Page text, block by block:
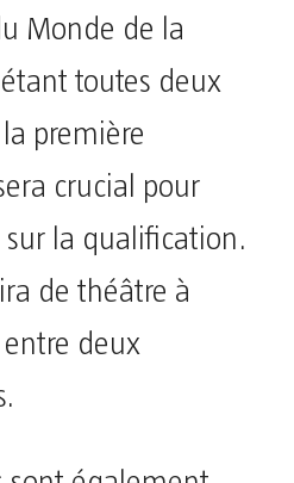
Monde de la
étant toutes deux
première
crucial pour
la qualification.
de théâtre à
deux